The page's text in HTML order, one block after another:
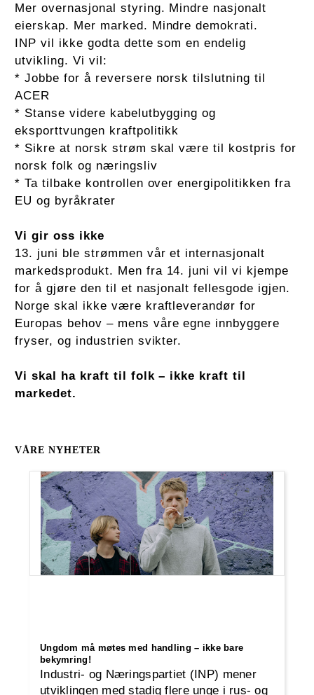
Mer overnasjonal styring. Mindre nasjonalt
eierskap. Mer marked. Mindre demokrati.
INP vil ikke godta dette som en endelig
utvikling. Vi vil:
* Jobbe for å reversere norsk tilslutning til
ACER
* Stanse videre kabelutbygging og
eksporttvungen kraftpolitikk
* Sikre at norsk strøm skal være til kostpris for
norsk folk og næringsliv
* Ta tilbake kontrollen over energipolitikken fra
EU og byråkrater
Vi gir oss ikke
13. juni ble strømmen vår et internasjonalt
markedsprodukt. Men fra 14. juni vil vi kjempe
for å gjøre den til et nasjonalt fellesgode igjen.
Norge skal ikke være kraftleverandør for
Europas behov – mens våre egne innbyggere
fryser, og industrien svikter.
Vi skal ha kraft til folk – ikke kraft til
markedet.
VÅRE NYHETER
Ungdom må møtes med handling – ikke bare
bekymring!
Industri- og Næringspartiet (INP) mener
utviklingen med stadig flere unge i rus- og